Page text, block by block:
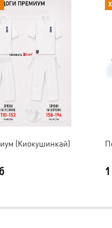
(Киокушинкай)